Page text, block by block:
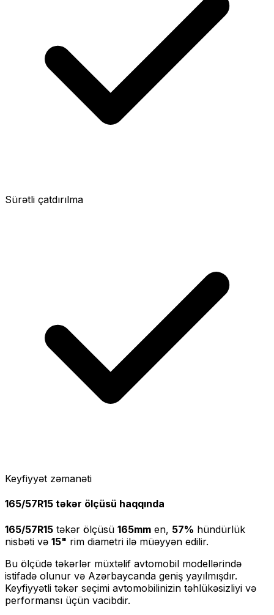
Sürətli çatdırılma
Keyfiyyət zəmanəti
165/57R15 təkər ölçüsü haqqında
165/57R15 təkər ölçüsü 165mm en, 57% hündürlük
nisbəti və 15" rim diametri ilə müəyyən edilir.
Bu ölçüdə təkərlər müxtəlif avtomobil modellərində
istifadə olunur və Azərbaycanda geniş yayılmışdır.
Keyfiyyətli təkər seçimi avtomobilinizin təhlükəsizliyi və
performansı üçün vacibdir.